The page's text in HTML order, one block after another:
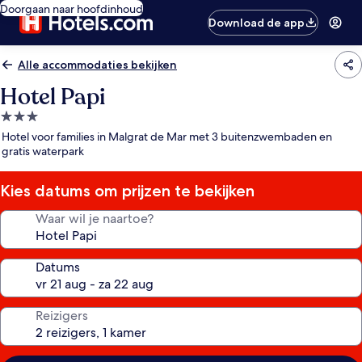
Doorgaan naar hoofdinhoud
Download de app
Alle accommodaties bekijken
Hotel Papi
3.0-
sterrenaccommodatie
Hotel voor families in Malgrat de Mar met 3 buitenzwembaden en
gratis waterpark
Kies datums om prijzen te bekijken
Waar wil je naartoe?
Datums
Reizigers